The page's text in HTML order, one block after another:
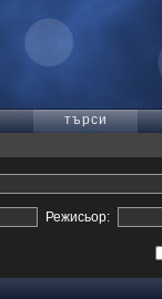
търси
Режисьор: